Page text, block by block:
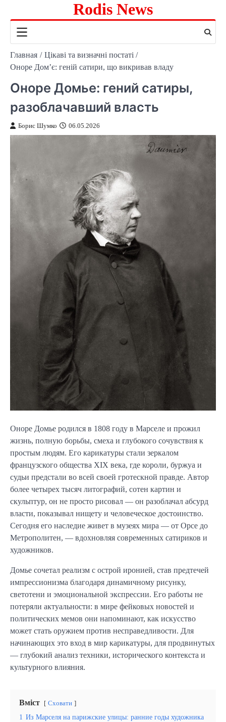
содержимому
Rodis News
Главная
Цікаві та визначні постаті
Оноре Дом’є: геній сатири, що викривав владу
Оноре Домье: гений сатиры,
разоблачавший власть
Борис Шумко 06.05.2026
Оноре Домье родился в 1808 году в Марселе и прожил
жизнь, полную борьбы, смеха и глубокого сочувствия к
простым людям. Его карикатуры стали зеркалом
французского общества XIX века, где короли, буржуа и
судьи предстали во всей своей гротескной правде. Автор
более четырех тысяч литографий, сотен картин и
скульптур, он не просто рисовал — он разоблачал абсурд
власти, показывал нищету и человеческое достоинство.
Сегодня его наследие живет в музеях мира — от Орсе до
Метрополитен, — вдохновляя современных сатириков и
художников.
Домье сочетал реализм с острой иронией, став предтечей
импрессионизма благодаря динамичному рисунку,
светотени и эмоциональной экспрессии. Его работы не
потеряли актуальности: в мире фейковых новостей и
политических мемов они напоминают, как искусство
может стать оружием против несправедливости. Для
начинающих это вход в мир карикатуры, для продвинутых
— глубокий анализ техники, исторического контекста и
культурного влияния.
Вміст Сховати
1 Из Марселя на парижские улицы: ранние годы художника